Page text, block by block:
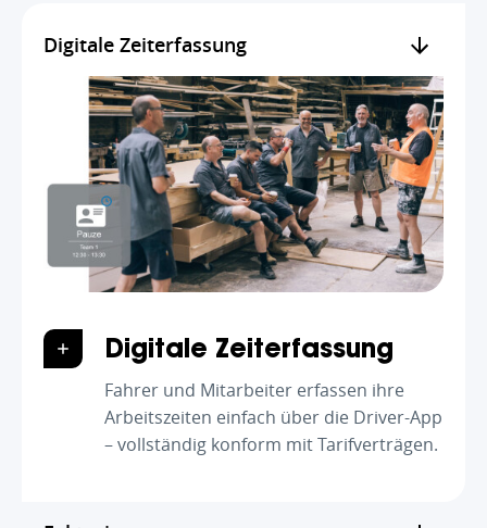
Digitale Zeiterfassung
Digitale Zeiterfassung
Fahrer und Mitarbeiter erfassen ihre
Arbeitszeiten einfach über die Driver-App
– vollständig konform mit Tarifverträgen.